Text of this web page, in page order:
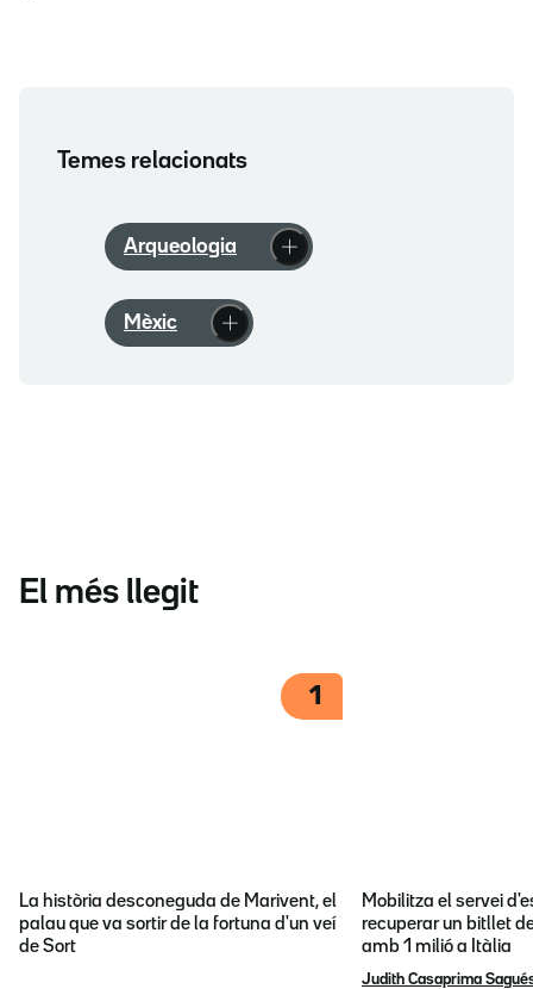
Temes relacionats
Arqueologia
Mèxic
El més llegit
1
La història desconeguda de Marivent, el
palau que va sortir de la fortuna d'un veí
de Sort
Mobilitza el servei
recuperar un bitllet
amb 1 milió a Itàlia
Judith Casaprima